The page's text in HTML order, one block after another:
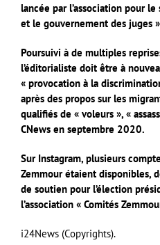
lancée par l’association pour
et le gouvernement des juges
Poursuivi à de multiples
l’éditorialiste doit être à
« provocation à la
après des propos sur les
qualifiés de « voleurs », «
CNews en septembre 2020.
Sur Instagram, plusieurs
Zemmour étaient disponibles,
de soutien pour l’élection
l’association « Comités
i24News (Copyrights).